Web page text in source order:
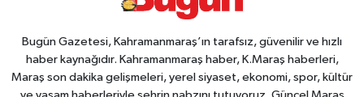
Bugün Gazetesi, Kahramanmaraş’ın tarafsız, güvenilir ve hızlı
haber kaynağıdır. Kahramanmaraş haber, K.Maraş haberleri,
Maraş son dakika gelişmeleri, yerel siyaset, ekonomi, spor, kültür